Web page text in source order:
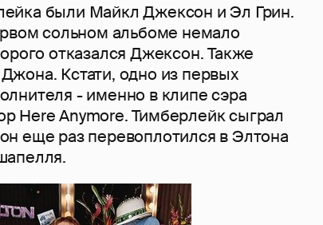
были Майкл Джексон и Эл Грин.
сольном альбоме немало
отказался Джексон. Также
Кстати, одно из первых
- именно в клипе сэра
Here Anymore. Тимберлейк сыграл
еще раз перевоплотился в Элтона